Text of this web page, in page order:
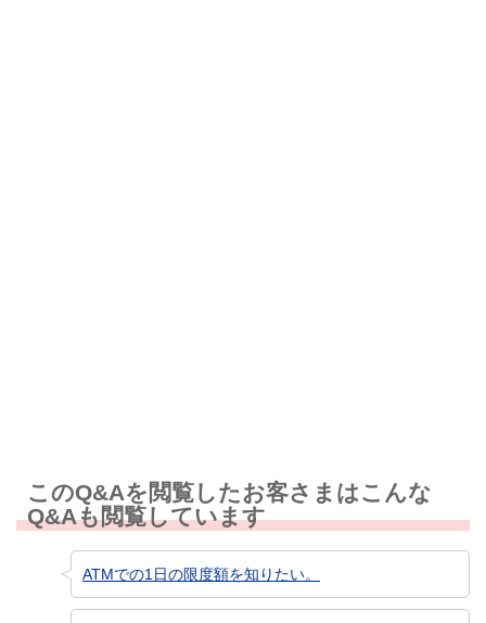
このQ&Aを閲覧したお客さまはこんな
Q&Aも閲覧しています
ATMでの1日の限度額を知りたい。